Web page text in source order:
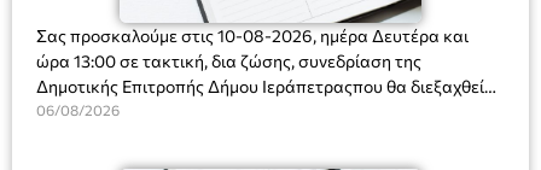
Σας προσκαλούμε στις 10-08-2026, ημέρα Δευτέρα και
ώρα 13:00 σε τακτική, δια ζώσης, συνεδρίαση της
Δημοτικής Επιτροπής Δήμου Ιεράπετραςπου θα διεξαχθεί
στο Δημοτικό Κατάστημα, Δημοκρατίας 31 στην αίθουσα
και λήψη αποφάσεων στα παρακάτω θέματα:
06/08/2026